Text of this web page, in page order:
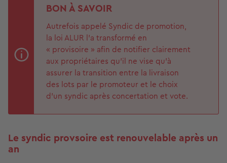
BON À SAVOIR
Autrefois appelé Syndic de promotion,
la loi ALUR l’a transformé en
« provisoire » afin de notifier clairement
aux propriétaires qu’il ne vise qu’à
assurer la transition entre la livraison
des lots par le promoteur et le choix
d’un syndic après concertation et vote.
Le syndic provsoire est renouvelable après un
an